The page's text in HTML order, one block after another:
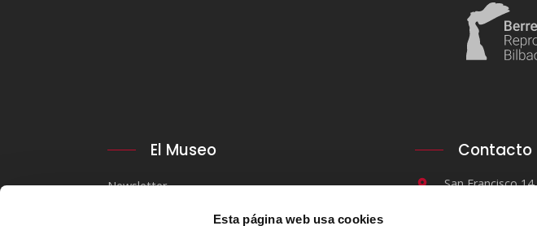
Esta página web usa cookies
El Museo
Newsletter
Aviso Legal y Política de privacidad
Contacto
San Francisco 14.